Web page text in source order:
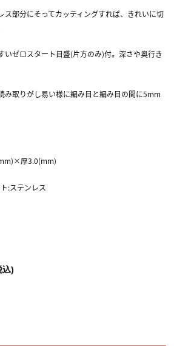
部分にそってカッティングすれば、きれいに切
ゼロスタート目盛(片方のみ)付。深さや奥行き
取りがし易い様に編み目と編み目の間に5mm
厚3.0(mm)
:ステンレス
込)